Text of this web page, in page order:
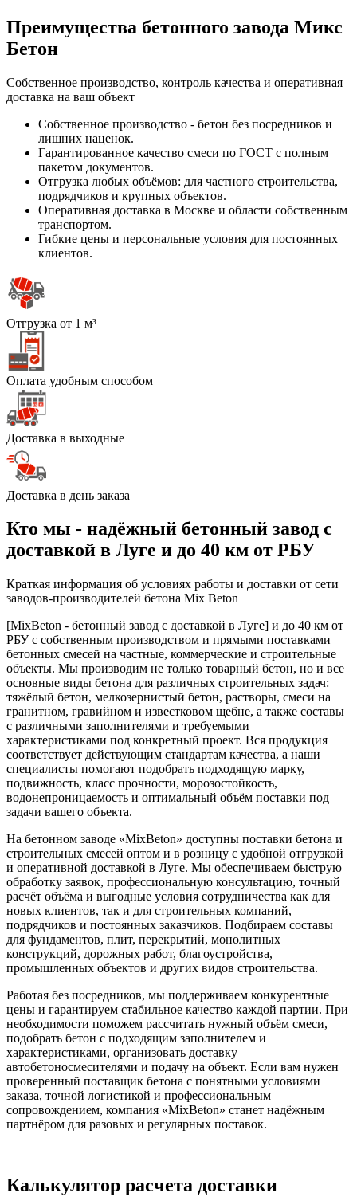
Преимущества бетонного завода Микс
Бетон
Собственное производство, контроль качества и оперативная
доставка на ваш объект
Собственное производство - бетон без посредников и
лишних наценок.
Гарантированное качество смеси по ГОСТ с полным
пакетом документов.
Отгрузка любых объёмов: для частного строительства,
подрядчиков и крупных объектов.
Оперативная доставка в Москве и области собственным
транспортом.
Гибкие цены и персональные условия для постоянных
клиентов.
Отгрузка от 1 м³
Оплата удобным способом
Доставка в выходные
Доставка в день заказа
Кто мы - надёжный бетонный завод с
доставкой в Луге и до 40 км от РБУ
Краткая информация об условиях работы и доставки от сети
заводов-производителей бетона Mix Beton
[MixBeton - бетонный завод с доставкой в Луге] и до 40 км от
РБУ с собственным производством и прямыми поставками
бетонных смесей на частные, коммерческие и строительные
объекты. Мы производим не только товарный бетон, но и все
основные виды бетона для различных строительных задач:
тяжёлый бетон, мелкозернистый бетон, растворы, смеси на
гранитном, гравийном и известковом щебне, а также составы
с различными заполнителями и требуемыми
характеристиками под конкретный проект. Вся продукция
соответствует действующим стандартам качества, а наши
специалисты помогают подобрать подходящую марку,
подвижность, класс прочности, морозостойкость,
водонепроницаемость и оптимальный объём поставки под
задачи вашего объекта.
На бетонном заводе «MixBeton» доступны поставки бетона и
строительных смесей оптом и в розницу с удобной отгрузкой
и оперативной доставкой в Луге. Мы обеспечиваем быструю
обработку заявок, профессиональную консультацию, точный
расчёт объёма и выгодные условия сотрудничества как для
новых клиентов, так и для строительных компаний,
подрядчиков и постоянных заказчиков. Подбираем составы
для фундаментов, плит, перекрытий, монолитных
конструкций, дорожных работ, благоустройства,
промышленных объектов и других видов строительства.
Работая без посредников, мы поддерживаем конкурентные
цены и гарантируем стабильное качество каждой партии. При
необходимости поможем рассчитать нужный объём смеси,
подобрать бетон с подходящим заполнителем и
характеристиками, организовать доставку
автобетоносмесителями и подачу на объект. Если вам нужен
проверенный поставщик бетона с понятными условиями
заказа, точной логистикой и профессиональным
сопровождением, компания «MixBeton» станет надёжным
партнёром для разовых и регулярных поставок.
Калькулятор расчета доставки